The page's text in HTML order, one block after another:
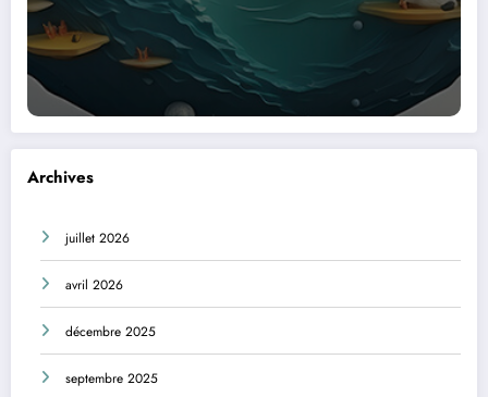
Archives
juillet 2026
avril 2026
décembre 2025
septembre 2025